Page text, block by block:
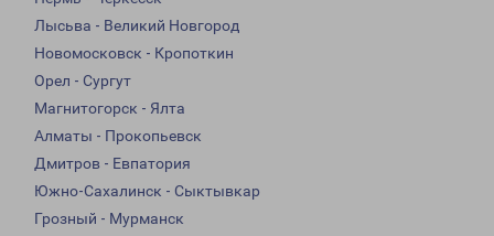
Лысьва - Великий Новгород
Новомосковск - Кропоткин
Орел - Сургут
Магнитогорск - Ялта
Алматы - Прокопьевск
Дмитров - Евпатория
Южно-Сахалинск - Сыктывкар
Грозный - Мурманск